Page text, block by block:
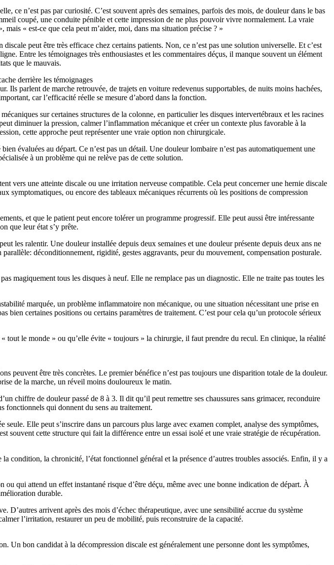
ce n’est pas par curiosité. C’est souvent après des semaines, parfois des mois, de douleur dans le bas
coupé, une conduite pénible et cette impression de ne plus pouvoir vivre normalement. La vraie
mais « est-ce que cela peut m’aider, moi, dans ma situation précise ? »
peut être très efficace chez certains patients. Non, ce n’est pas une solution universelle. Et c’est
Entre les témoignages très enthousiastes et les commentaires déçus, il manque souvent un élément
que le mauvais.
derrière les témoignages
Ils parlent de marche retrouvée, de trajets en voiture redevenus supportables, de nuits moins hachées,
car l’efficacité réelle se mesure d’abord dans la fonction.
sur certaines structures de la colonne, en particulier les disques intervertébraux et les racines
diminuer la pression, calmer l’inflammation mécanique et créer un contexte plus favorable à la
cette approche peut représenter une vraie option non chirurgicale.
évaluées au départ. Ce n’est pas un détail. Une douleur lombaire n’est pas automatiquement une
à un problème qui ne relève pas de cette solution.
vers une atteinte discale ou une irritation nerveuse compatible. Cela peut concerner une hernie discale
symptomatiques, ou encore des tableaux mécaniques récurrents où les positions de compression
et que le patient peut encore tolérer un programme progressif. Elle peut aussi être intéressante
que leur état s’y prête.
les ralentir. Une douleur installée depuis deux semaines et une douleur présente depuis deux ans ne
déconditionnement, rigidité, gestes aggravants, peur du mouvement, compensation posturale.
magiquement tous les disques à neuf. Elle ne remplace pas un diagnostic. Elle ne traite pas toutes les
marquée, un problème inflammatoire non mécanique, ou une situation nécessitant une prise en
certaines positions ou certains paramètres de traitement. C’est pour cela qu’un protocole sérieux
tout le monde » ou qu’elle évite « toujours » la chirurgie, il faut prendre du recul. En clinique, la réalité
peuvent être très concrètes. Le premier bénéfice n’est pas toujours une disparition totale de la douleur.
de la marche, un réveil moins douloureux le matin.
chiffre de douleur passé de 8 à 3. Il dit qu’il peut remettre ses chaussures sans grimacer, reconduire
fonctionnels qui donnent du sens au traitement.
Elle peut s’inscrire dans un parcours plus large avec examen complet, analyse des symptômes,
souvent cette structure qui fait la différence entre un essai isolé et une vraie stratégie de récupération.
condition, la chronicité, l’état fonctionnel général et la présence d’autres troubles associés. Enfin, il y a
qui attend un effet instantané risque d’être déçu, même avec une bonne indication de départ. À
durable.
arrivent après des mois d’échec thérapeutique, avec une sensibilité accrue du système
l’irritation, restaurer un peu de mobilité, puis reconstruire de la capacité.
Un bon candidat à la décompression discale est généralement une personne dont les symptômes,